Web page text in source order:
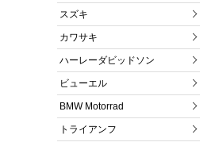
スズキ
カワサキ
ハーレーダビッドソン
ビューエル
BMW Motorrad
トライアンフ